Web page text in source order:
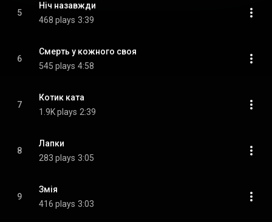
5
Ніч назавжди
468 plays 3:39
6
Смерть у кожного своя
545 plays 4:58
7
Котик ката
1.9K plays 2:39
8
Лапки
283 plays 3:05
9
Змія
416 plays 3:03